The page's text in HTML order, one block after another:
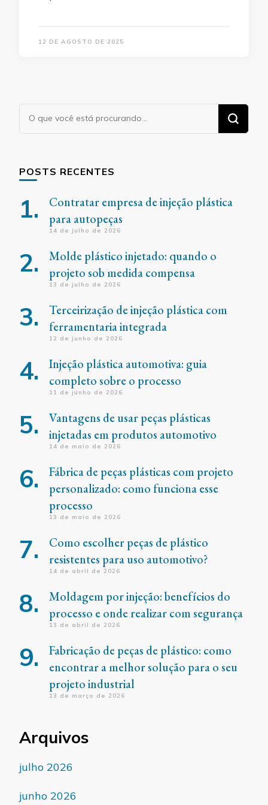
12 DE AGOSTO DE 2025
Procurando
algo?
POSTS RECENTES
Contratar empresa de injeção plástica
para autopeças
14 de julho de 2026
Molde plástico injetado: quando o
projeto sob medida compensa
13 de julho de 2026
Terceirização de injeção plástica com
ferramentaria integrada
12 de junho de 2026
Injeção plástica automotiva: guia
completo sobre o processo
11 de junho de 2026
Vantagens de usar peças plásticas
injetadas em produtos automotivo
14 de maio de 2026
Fábrica de peças plásticas com projeto
personalizado: como funciona esse
processo
13 de maio de 2026
Como escolher peças de plástico
resistentes para uso automotivo?
14 de abril de 2026
Moldagem por injeção: benefícios do
processo e onde realizar com segurança
13 de abril de 2026
Fabricação de peças de plástico: como
encontrar a melhor solução para o seu
projeto industrial
13 de março de 2026
Arquivos
julho 2026
junho 2026